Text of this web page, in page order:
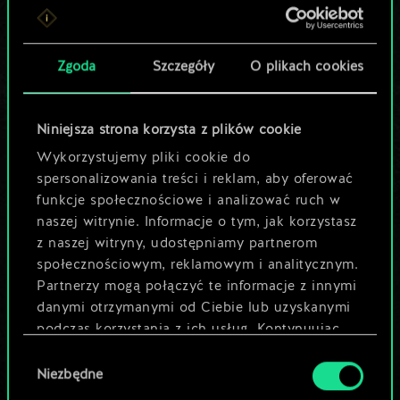
Zgoda Szczegóły O plikach cookies
Niniejsza strona korzysta z plików cookie
Wykorzystujemy pliki cookie do
spersonalizowania treści i reklam, aby oferować
funkcje społecznościowe i analizować ruch w
naszej witrynie. Informacje o tym, jak korzystasz
z naszej witryny, udostępniamy partnerom
społecznościowym, reklamowym i analitycznym.
Partnerzy mogą połączyć te informacje z innymi
danymi otrzymanymi od Ciebie lub uzyskanymi
podczas korzystania z ich usług. Kontynuując
używanie plików cookie.
zgody
Niezbędne
Lubisz grać tą talią?
Pomóż społeczności
odkryć jej
potencjał!
Nazwij talię i opisz swoją strategię
Edytuj talię
LUB